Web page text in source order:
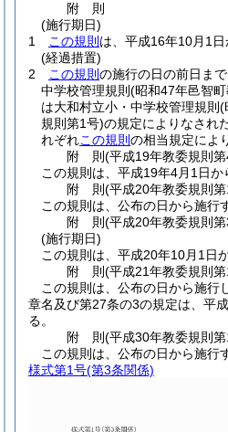
附 則
(施行期日)
1
この規則 は、平成16年10月1日
(経過措置)
2
この規則 の施行の日の前日ま
中学校管理規則 (昭和47年邑智
は大和村立小・中学校管理規則 (
規則第1号)の規定によりなされ
れぞれこの規則 の相当規定によ
附 則(平成19年教委規則
この規則は、平成19年4月1日か
附 則(平成20年教委規則
この規則は、公布の日から施行
附 則(平成20年教委規則
(施行期日)
この規則は、平成20年10月1日
附 則(平成21年教委規則
この規則は、公布の日から施行
章名及び第27条の3の規定は、平
る。
附 則(平成30年教委規則
この規則は、公布の日から施行
様式第1号(第3条関係)